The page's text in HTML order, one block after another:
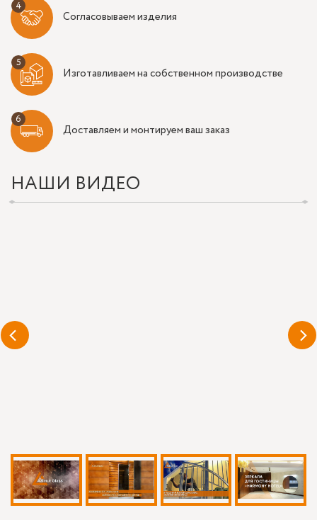
Согласовываем изделия
Изготавливаем на собственном производстве
Доставляем и монтируем ваш заказ
НАШИ ВИДЕО